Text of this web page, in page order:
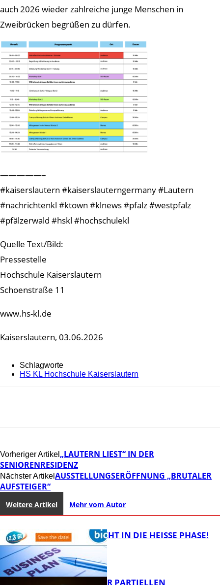
auch 2026 wieder zahlreiche junge Menschen in
Zweibrücken begrüßen zu dürfen.
—————–
#kaiserslautern #kaiserslauterngermany #Lautern
#nachrichtenkl #ktown #klnews #pfalz #westpfalz
#pfälzerwald #hskl #hochschulekl
Quelle Text/Bild:
Pressestelle
Hochschule Kaiserslautern
Schoenstraße 11
www.hs-kl.de
Kaiserslautern, 03.06.2026
Schlagworte
HS KL Hochschule Kaiserslautern
Vorheriger Artikel „LAUTERN LIEST“ IN DER
SENIORENRESIDENZ
Nächster Artikel AUSSTELLUNGSERÖFFNUNG „BRUTALER
AUFSTEIGER“
Weitere Artikel Mehr vom Autor
1,2,3 GO® GEHT IN DIE HEISSE PHASE!
VORTRAG ZUR PARTIELLEN